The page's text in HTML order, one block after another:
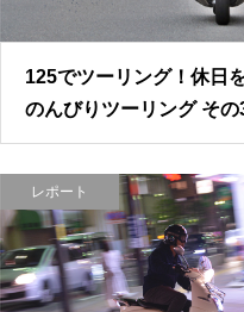
125でツーリング！休日
のんびりツーリング その
レポート